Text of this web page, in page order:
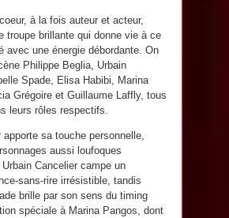
à la fois auteur et acteur,
troupe brillante qui donne vie à ce
avec une énergie débordante. On
Philippe Beglia, Urbain
Spade, Elisa Habibi, Marina
Grégoire et Guillaume Laffly, tous
leurs rôles respectifs.
sa touche personnelle,
aussi loufoques
Urbain Cancelier campe un
sans-rire irrésistible, tandis
brille par son sens du timing
spéciale à Marina Pangos, dont